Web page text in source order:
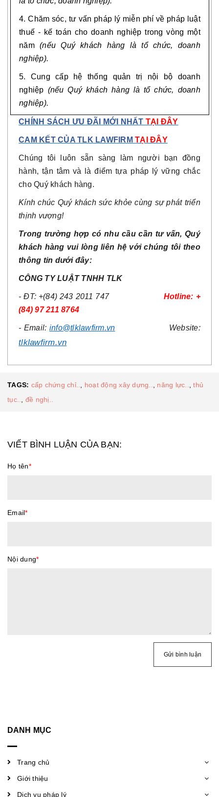
4. Chăm sóc, tư vấn pháp lý miễn phí về pháp luật
thuế - kế toán cho doanh nghiệp trong vòng một
năm(nếu Quý khách hàng là tổ chức, doanh
nghiệp).
5. Cung cấp hệ thống quản trị nội bộ doanh
nghiệp (nếu Quý khách hàng là tổ chức, doanh
nghiệp).
CHÍNH SÁCH ƯU ĐÃI MỚI NHẤT TẠI ĐÂY
CAM KẾT CỦA TLK LAWFIRMTẠI ĐÂY
Chúng tôi luôn sẵn sàng làm người bạn đồng
hành, tận tâm và là điểm tựa pháp lý vững chắc
cho Quý khách hàng.
Kính chúc Quý khách sức khỏe cùng sự phát triển
thịnh vượng!
Trong trường hợp có nhu cầu cần tư vấn, Quý
khách hàng vui lòng liên hệ với chúng tôi theo
thông tin dưới đây:
CÔNG TY LUẬT TNHH TLK
- ĐT: +(84) 243 2011 747 Hotline: +
(84) 97 211 8764
- Email: info@tlklawfirm.vn Website:
tlklawfirm.vn
TAGS: cấp chứng chỉ.. hoạt động xây dựng.. năng lực.. ,thủ
tục..
đề nghị..
VIẾT BÌNH LUẬN CỦA BẠN:
Họ tên*
Email*
Nội dung*
Gửi bình luận
DANH MỤC
Trang chủ
Giới thiệu
Dịch vụ pháp lý